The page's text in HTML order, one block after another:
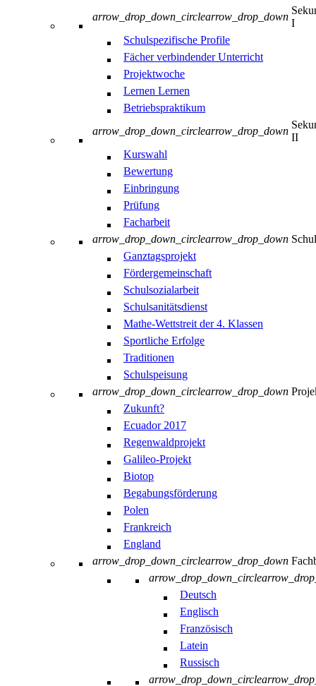
arrow_drop_down_circlearrow_drop_down
I
Schulspezifische Profile
Fächer verbindender Unterricht
Projektwoche
Lernen Lernen
Betriebspraktikum
arrow_drop_down_circlearrow_drop_down
II
Kurswahl
Bewertung
Einbringung
Prüfung
Facharbeit
arrow_drop_down_circlearrow_drop_down
Ganztagsprojekt
Fördergemeinschaft
Schulsozialarbeit
Schulsanitätsdienst
Mathe-Wettstreit der 4. Klassen
Sportliche Erfolge
Traditionen
Schulspeisung
arrow_drop_down_circlearrow_drop_down
Zukunft?
Ecuador 2017
Regenwaldprojekt
Galileo-Projekt
Biotop
Begabungsförderung
Polen
Frankreich
England
arrow_drop_down_circlearrow_drop_down
arrow_drop_down_circle
Deutsch
Englisch
Französisch
Latein
Russisch
arrow_drop_down_circle